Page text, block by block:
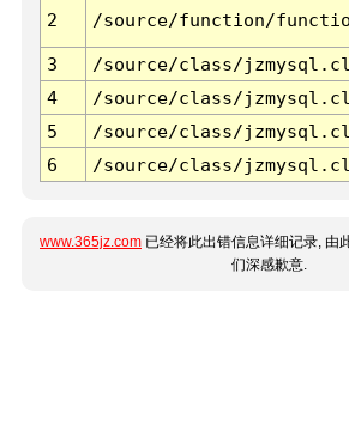
2 /source/function/
3 /source/class/
4
/source/class/
5
/source/class/
6
/source/class/
www.365jz.com 已经将此出错信息详细记录, 由
们深感歉意.